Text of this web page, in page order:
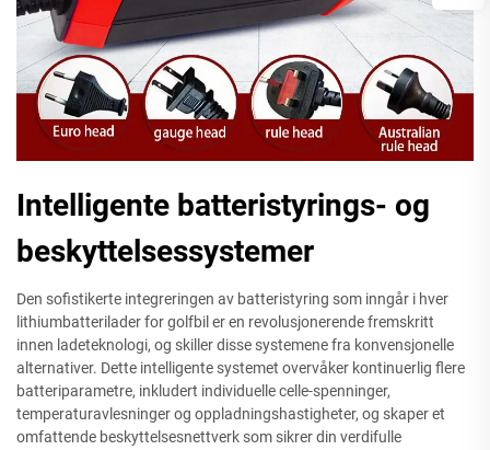
Intelligente batteristyrings- og
beskyttelsessystemer
Den sofistikerte integreringen av batteristyring som inngår i hver
lithiumbatterilader for golfbil er en revolusjonerende fremskritt
innen ladeteknologi, og skiller disse systemene fra konvensjonelle
alternativer. Dette intelligente systemet overvåker kontinuerlig flere
batteriparametre, inkludert individuelle celle-spenninger,
temperaturavlesninger og oppladningshastigheter, og skaper et
omfattende beskyttelsesnettverk som sikrer din verdifulle